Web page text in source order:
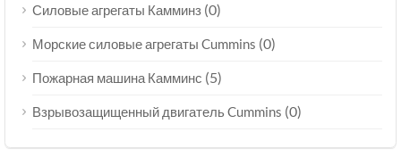
Силовые агрегаты Камминз (0)
Морские силовые агрегаты Cummins (0)
Пожарная машина Камминс (5)
Взрывозащищенный двигатель Cummins (0)